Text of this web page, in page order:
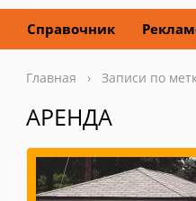
Справочник
Главная › Записи по
АРЕНДА